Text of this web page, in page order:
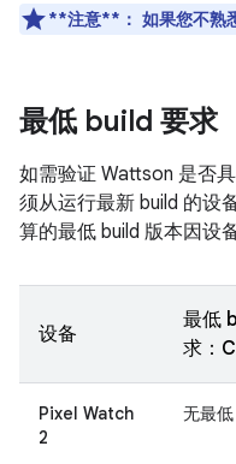
**注意**： 如果您不熟
最低 build 要求
如需验证 Wattson 是否
须从运行最新 build 的设
算的最低 build 版本因设
设备
最低
求：
Pixel Watch
2
无最